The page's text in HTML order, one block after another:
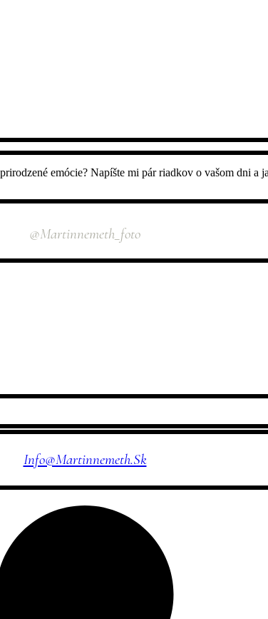
emócie? Napíšte mi pár riadkov o vašom dni a
@martinnemeth_foto
Info@martinnemeth.sk